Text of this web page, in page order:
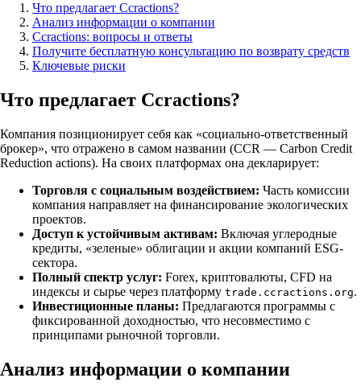
Что предлагает Ccractions?
Анализ информации о компании
Ccractions: вопросы и ответы
Получите бесплатную консультацию по возврату средств
Ключевые риски
Что предлагает Ccractions?
Компания позиционирует себя как «социально-ответственный
брокер», что отражено в самом названии (CCR — Carbon Credit
Reduction actions). На своих платформах она декларирует:
Торговля с социальным воздействием: Часть комиссии
компания направляет на финансирование экологических
проектов.
Доступ к устойчивым активам: Включая углеродные
кредиты, «зеленые» облигации и акции компаний ESG-
сектора.
Полный спектр услуг: Forex, криптовалюты, CFD на
индексы и сырье через платформу trade.ccractions.org.
Инвестиционные планы: Предлагаются программы с
фиксированной доходностью, что несовместимо с
принципами рыночной торговли.
Анализ информации о компании